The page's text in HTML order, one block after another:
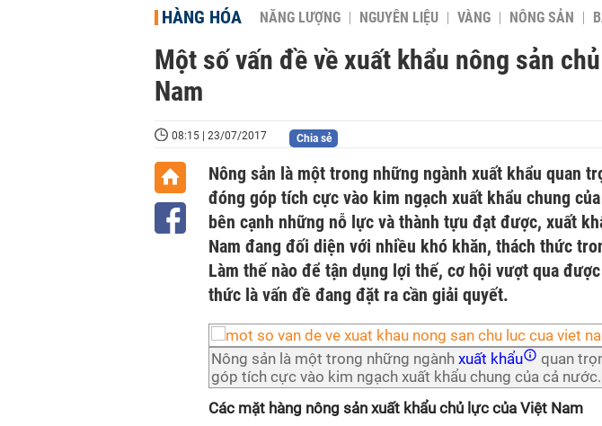
HÀNG HÓA NĂNG LƯỢNG NGUYÊN LIỆU VÀNG NÔNG SẢN
Một số vấn đề về xuất khẩu nông sản
Nam
08:15 | 23/07/2017 Chia sẻ
Nông sản là một trong những ngành xuất khẩu quan
đóng góp tích cực vào kim ngạch xuất khẩu chung
bên cạnh những nỗ lực và thành tựu đạt được, xuất
Nam đang đối diện với nhiều khó khăn, thách thức
Làm thế nào để tận dụng lợi thế, cơ hội vượt qua
thức là vấn đề đang đặt ra cần giải quyết.
Nông sản là một trong những ngành xuất khẩu
quan
góp tích cực vào kim ngạch xuất khẩu chung của cả nước.
Các mặt hàng nông sản xuất khẩu chủ lực của Việt Nam